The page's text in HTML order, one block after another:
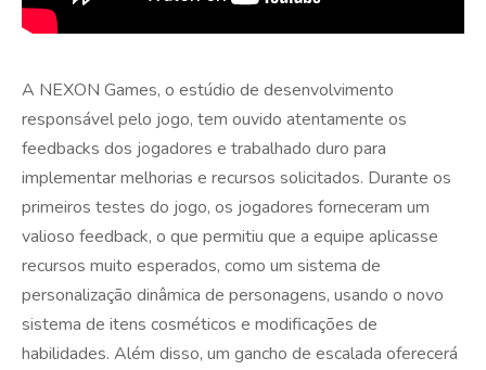
A NEXON Games, o estúdio de desenvolvimento
responsável pelo jogo, tem ouvido atentamente os
feedbacks dos jogadores e trabalhado duro para
implementar melhorias e recursos solicitados. Durante os
primeiros testes do jogo, os jogadores forneceram um
valioso feedback, o que permitiu que a equipe aplicasse
recursos muito esperados, como um sistema de
personalização dinâmica de personagens, usando o novo
sistema de itens cosméticos e modificações de
habilidades. Além disso, um gancho de escalada oferecerá